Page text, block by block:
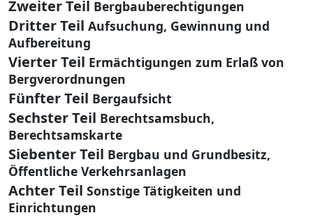
Zweiter Teil Bergbauberechtigungen
Dritter Teil Aufsuchung, Gewinnung und
Aufbereitung
Vierter Teil Ermächtigungen zum Erlaß von
Bergverordnungen
Fünfter Teil Bergaufsicht
Sechster Teil Berechtsamsbuch,
Berechtsamskarte
Siebenter Teil Bergbau und Grundbesitz,
Öffentliche Verkehrsanlagen
Achter Teil Sonstige Tätigkeiten und
Einrichtungen